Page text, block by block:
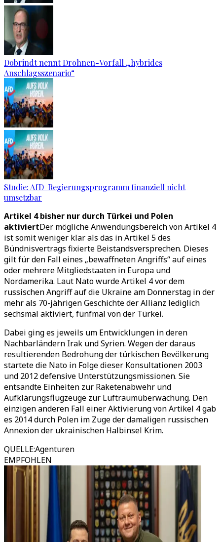
Dobrindt nennt Drohnen-Vorfall „hybrides
Anschlagsszenario“
Studie: AfD-Regierungsprogramm finanziell nicht
umsetzbar
Artikel 4 bisher nur durch Türkei und Polen
aktiviertDer mögliche Anwendungsbereich von Artikel 4
ist somit weniger klar als das in Artikel 5 des
Bündnisvertrags fixierte Beistandsversprechen. Dieses
gilt für den Fall eines „bewaffneten Angriffs“ auf eines
oder mehrere Mitgliedstaaten in Europa und
Nordamerika. Laut Nato wurde Artikel 4 vor dem
russischen Angriff auf die Ukraine am Donnerstag in der
mehr als 70-jährigen Geschichte der Allianz lediglich
sechsmal aktiviert, fünfmal von der Türkei.
Dabei ging es jeweils um Entwicklungen in deren
Nachbarländern Irak und Syrien. Wegen der daraus
resultierenden Bedrohung der türkischen Bevölkerung
startete die Nato in Folge dieser Konsultationen 2003
und 2012 defensive Unterstützungsmissionen. Sie
entsandte Einheiten zur Raketenabwehr und
Aufklärungsflugzeuge zur Luftraumüberwachung. Den
einzigen anderen Fall einer Aktivierung von Artikel 4 gab
es 2014 durch Polen im Zuge der damaligen russischen
Annexion der ukrainischen Halbinsel Krim.
QUELLE:Agenturen
EMPFOHLEN